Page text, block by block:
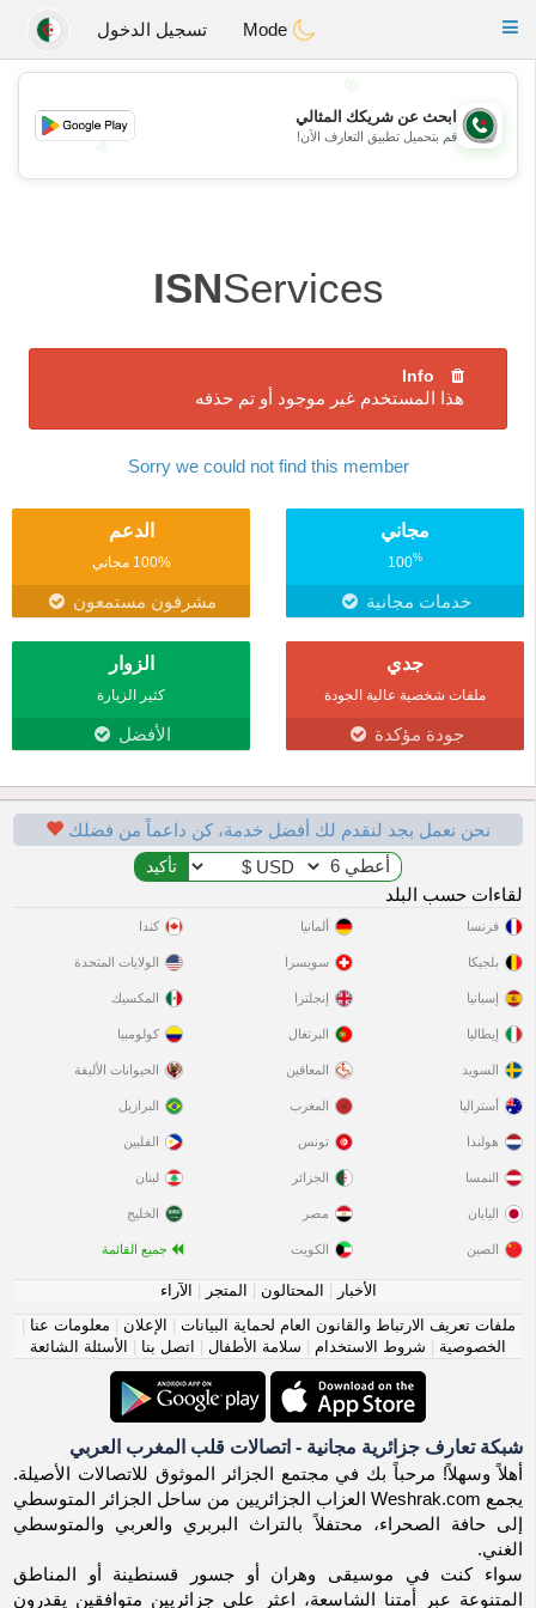
Weshrak
Toggle
تسجيل الدخول
💖
💕
ابحث عن شريكك المثالي
قم بتحميل تطبيق التعارف الآن!
ISNServices
هذا المستخدم غير موجود أو تم حذفه
Sorry we could not find this member
مجاني
100%
خدمات مجانية
الدعم
100% مجاني
مشرفون مستمعون
جدي
ملفات شخصية عالية الجودة
جودة مؤكدة
الزوار
كثير الزيارة
الأفضل
نحن نعمل بجد لنقدم لك أفضل خدمة، كن داعماً من فضلك
لقاءات حسب البلد
فرنسا
بلجيكا
إسبانيا
إيطاليا
السويد
ألمانيا
سويسرا
إنجلترا
البرتغال
المعاقين
كندا
الولايات المتحدة
المكسيك
كولومبيا
الحيوانات الأليفة
أستراليا
هولندا
النمسا
اليابان
الصين
المغرب
تونس
الجزائر
مصر
الكويت
البرازيل
الفلبين
لبنان
الخليج
جميع القائمة
الأخبار المحتالون المتجر
الآراء
ملفات تعريف الارتباط والقانون العام لحماية البيانات
الإعلان معلومات عنا
الخصوصية
شروط الاستخدام سلامة الأطفال اتصل بنا الأسئلة الشائعة
شبكة تعارف جزائرية مجانية - اتصالات قلب المغرب العربي
أهلاً وسهلاً! مرحباً بك في مجتمع الجزائر الموثوق للاتصالات الأصيلة.
يجمع Weshrak.com العزاب الجزائريين من ساحل الجزائر المتوسطي
إلى حافة الصحراء، محتفلاً بالتراث البربري والعربي والمتوسطي
الغني.
سواء كنت في موسيقى وهران أو جسور قسنطينة أو المناطق
المتنوعة عبر أمتنا الشاسعة، اعثر على جزائريين متوافقين يقدرون